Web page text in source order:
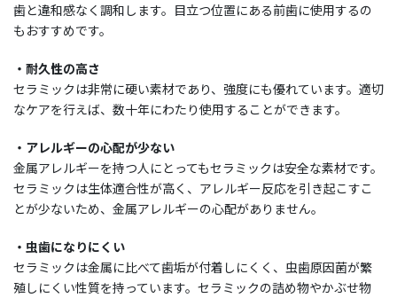
歯と違和感なく調和します。目立つ位置にある前歯に使用するの
もおすすめです。
・耐久性の高さ
セラミックは非常に硬い素材であり、強度にも優れています。適切
なケアを行えば、数十年にわたり使用することができます。
・アレルギーの心配が少ない
金属アレルギーを持つ人にとってもセラミックは安全な素材です。
セラミックは生体適合性が高く、アレルギー反応を引き起こすこ
とが少ないため、金属アレルギーの心配がありません。
・虫歯になりにくい
セラミックは金属に比べて歯垢が付着しにくく、虫歯原因菌が繁
殖しにくい性質を持っています。セラミックの詰め物やかぶせ物